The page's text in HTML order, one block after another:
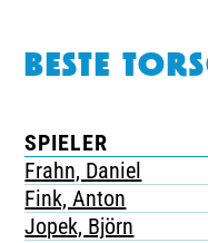
BESTE
SPIELER
Frahn, Daniel
Fink, Anton
Jopek, Björn